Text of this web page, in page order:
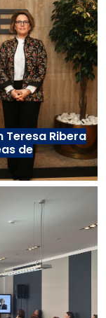
Teresa Ribera
de